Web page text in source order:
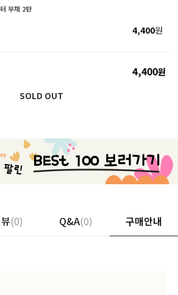
부채 2탄
4,400원
4,400원
SOLD OUT
(0) Q&A(0) 구매안내